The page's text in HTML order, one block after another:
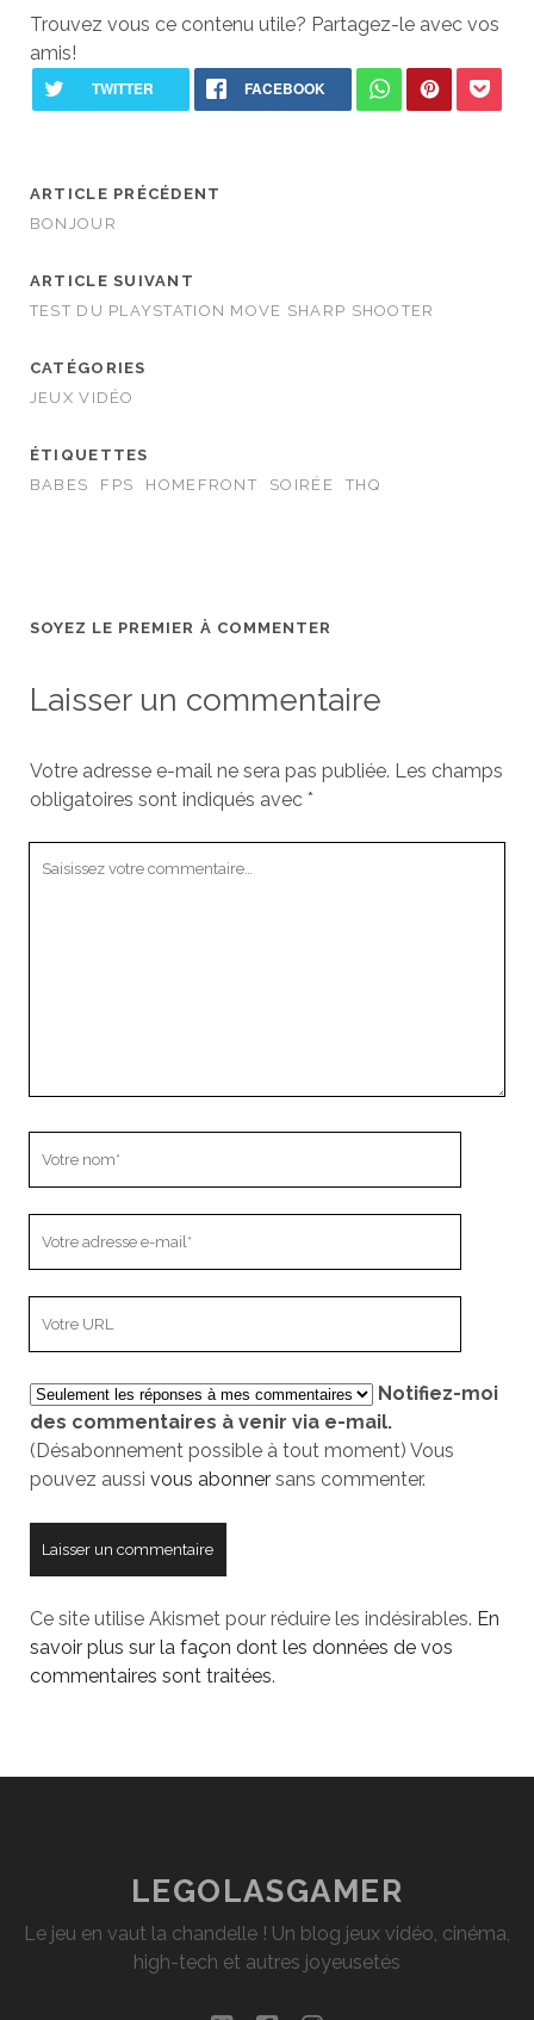
Trouvez vous ce contenu utile? Partagez-le avec vos
amis!
ARTICLE PRÉCÉDENT
BONJOUR
ARTICLE SUIVANT
TEST DU PLAYSTATION MOVE SHARP SHOOTER
CATÉGORIES
JEUX VIDÉO
ÉTIQUETTES
BABES
FPS HOMEFRONT SOIRÉE THQ
SOYEZ LE PREMIER À COMMENTER
Laisser un commentaire
Votre adresse e-mail ne sera pas publiée. Les champs
obligatoires sont indiqués avec *
mail
votre
site
Notifiez-moi
des commentaires à venir via e-mail.
(Désabonnement possible à tout moment) Vous
pouvez aussi vous abonnersans commenter.
Ce site utilise Akismet pour réduire les indésirables. En
savoir plus sur la façon dont les données de vos
commentaires sont traitées.
LEGOLASGAMER
Le jeu en vaut la chandelle ! Un blog jeux vidéo, cinéma,
high-tech et autres joyeusetés